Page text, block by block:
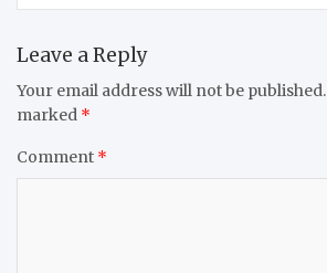
Leave a Reply
Your email address will not be published.
marked *
Comment *